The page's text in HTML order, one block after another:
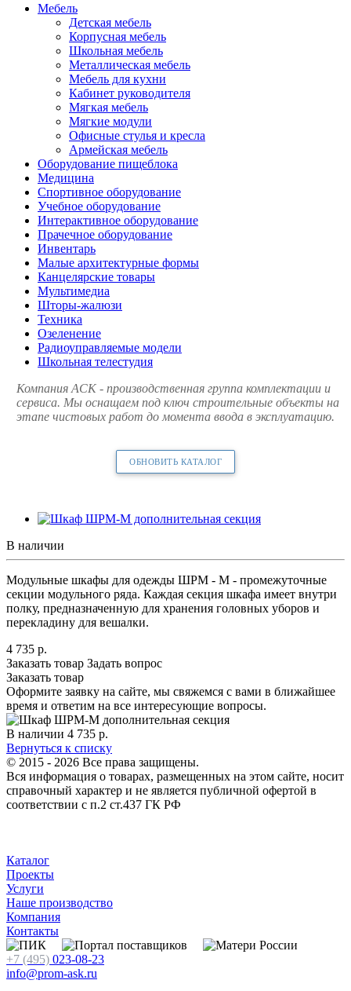
Мебель
Детская мебель
Корпусная мебель
Школьная мебель
Металлическая мебель
Мебель для кухни
Кабинет руководителя
Мягкая мебель
Мягкие модули
Офисные стулья и кресла
Армейская мебель
Оборудование пищеблока
Медицина
Спортивное оборудование
Учебное оборудование
Интерактивное оборудование
Прачечное оборудование
Инвентарь
Малые архитектурные формы
Канцелярские товары
Мультимедиа
Шторы-жалюзи
Техника
Озеленение
Радиоуправляемые модели
Школьная телестудия
Компания АСК - производственная группа комплектации и
сервиса. Мы оснащаем под ключ строительные объекты на
этапе чистовых работ до момента ввода в эксплуатацию.
ОБНОВИТЬ КАТАЛОГ
В наличии
Модульные шкафы для одежды ШРМ - М - промежуточные
секции модульного ряда. Каждая секция шкафа имеет внутри
полку, предназначенную для хранения головных уборов и
перекладину для вешалки.
4 735 р.
Заказать товар Задать вопрос
Заказать товар
Оформите заявку на сайте, мы свяжемся с вами в ближайшее
время и ответим на все интересующие вопросы.
В наличии 4 735 р.
Вернуться к списку
© 2015 - 2026 Все права защищены.
Вся информация о товарах, размещенных на этом сайте, носит
справочный характер и не является публичной офертой в
соответствии с п.2 ст.437 ГК РФ
Каталог
Проекты
Услуги
Наше производство
Компания
Контакты
+7 (495) 023-08-23
info@prom-ask.ru